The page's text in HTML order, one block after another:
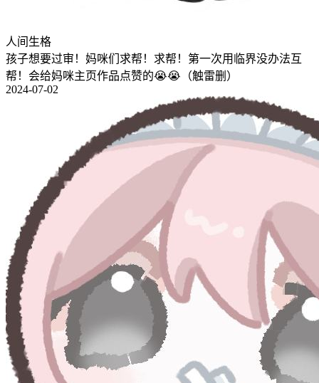
人间生格
孩子想要过审！妈咪们求帮！求帮！第一次用临界没办法互
帮！会给妈咪主页作品点赞的😭😭（触雷删）
2024-07-02